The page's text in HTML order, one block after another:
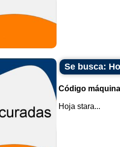
Se busca:
Código
Hoja stara...